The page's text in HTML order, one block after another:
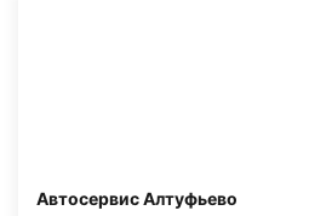
Автосервис Алтуфьево